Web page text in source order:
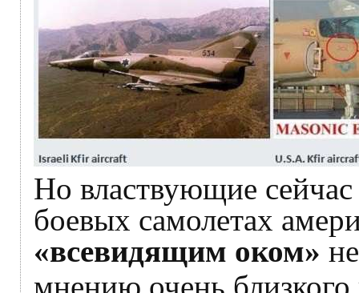
Но властвующие
боевых самолетах
«всевидящим оком»
мнению очень